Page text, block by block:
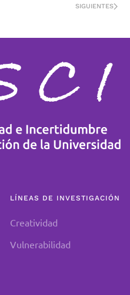
SIGUIENTES
LÍNEAS DE INVESTIGACIÓN
Creatividad
Vulnerabilidad